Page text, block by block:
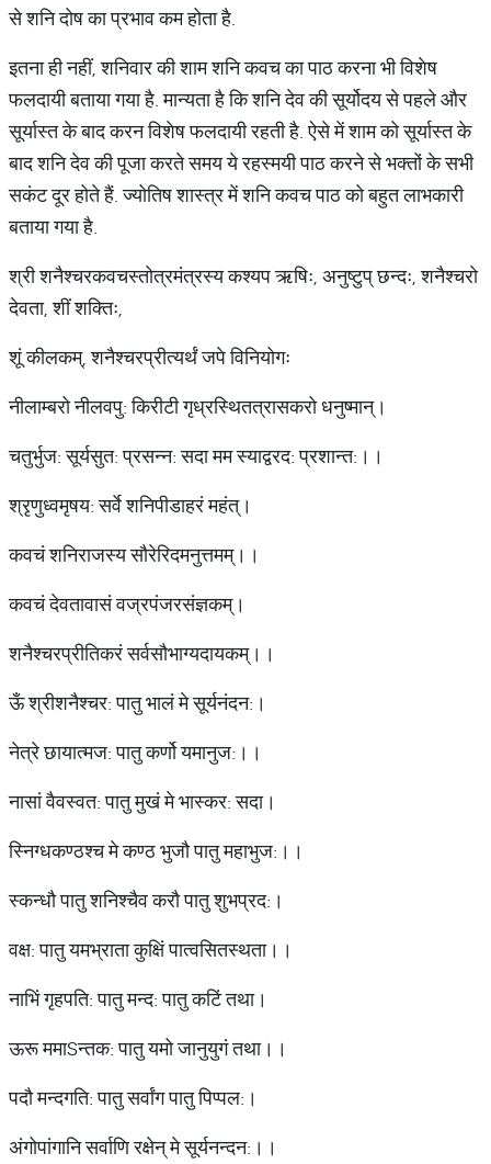
से शनि दोष का प्रभाव कम होता है.
इतना ही नहीं, शनिवार की शाम शनि कवच का पाठ करना भी विशेष
फलदायी बताया गया है. मान्यता है कि शनि देव की सूर्योदय से पहले और
सूर्यास्त के बाद करन विशेष फलदायी रहती है. ऐसे में शाम को सूर्यास्त के
बाद शनि देव की पूजा करते समय ये रहस्मयी पाठ करने से भक्तों के सभी
सकंट दूर होते हैं. ज्योतिष शास्त्र में शनि कवच पाठ को बहुत लाभकारी
बताया गया है.
श्री शनैश्चरकवचस्तोत्रमंत्रस्य कश्यप ऋषिः, अनुष्टुप् छन्दः, शनैश्चरो
देवता, शीं शक्तिः,
शूं कीलकम्, शनैश्चरप्रीत्यर्थं जपे विनियोगः
नीलाम्बरो नीलवपु: किरीटी गृध्रस्थितत्रासकरो धनुष्मान्।
चतुर्भुज: सूर्यसुत: प्रसन्न: सदा मम स्याद्वरद: प्रशान्त:।।
श्रृणुध्वमृषय: सर्वे शनिपीडाहरं महंत्।
कवचं शनिराजस्य सौरेरिदमनुत्तमम्।।
कवचं देवतावासं वज्रपंजरसंज्ञकम्।
शनैश्चरप्रीतिकरं सर्वसौभाग्यदायकम्।।
ऊँ श्रीशनैश्चर: पातु भालं मे सूर्यनंदन:।
नेत्रे छायात्मज: पातु कर्णो यमानुज:।।
नासां वैवस्वत: पातु मुखं मे भास्कर: सदा।
स्निग्धकण्ठश्च मे कण्ठ भुजौ पातु महाभुज:।।
स्कन्धौ पातु शनिश्चैव करौ पातु शुभप्रद:।
वक्ष: पातु यमभ्राता कुक्षिं पात्वसितस्थता।।
नाभिं गृहपति: पातु मन्द: पातु कटिं तथा।
ऊरू ममाSन्तक: पातु यमो जानुयुगं तथा।।
पदौ मन्दगति: पातु सर्वांग पातु पिप्पल:।
अंगोपांगानि सर्वाणि रक्षेन् मे सूर्यनन्दन:।।